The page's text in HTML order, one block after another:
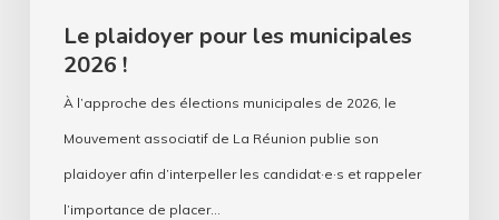
Le plaidoyer pour les municipales
2026 !
À l’approche des élections municipales de 2026, le
Mouvement associatif de La Réunion publie son
plaidoyer afin d’interpeller les candidat·e·s et rappeler
l’importance de placer…